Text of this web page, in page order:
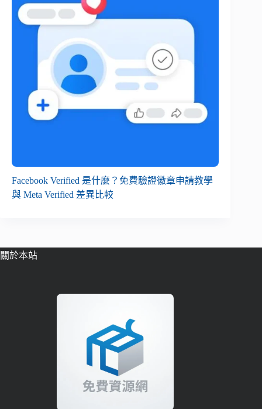
Facebook Verified 是什麼？免費驗證徽章申請教學
與 Meta Verified 差異比較
關於本站